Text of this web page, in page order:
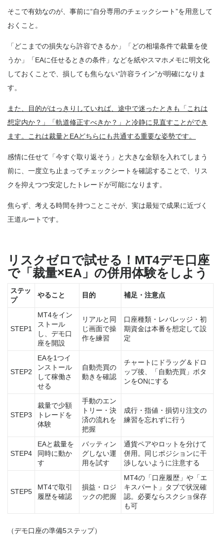
そこで有効なのが、事前に“自分専用のチェックシート”を用意して
おくこと。
「どこまでの損失なら許容できるか」「どの相場条件で裁量を使
うか」「EAに任せるときの条件」などを紙やスマホメモに明文化
しておくことで、損しても焦らない“許容ライン”が明確になりま
す。
また、目的がはっきりしていれば、途中で迷ったときも「これは
想定内か？」「軌道修正すべきか？」と冷静に見直すことができ
ます。これは裁量とEAどちらにも共通する重要な姿勢です。
感情に任せて「今すぐ取り返そう」と大きな金額を入れてしまう
前に、一度立ち止まってチェックシートを確認することで、リス
クを抑えつつ安定したトレードが可能になります。
焦らず、考える時間を持つことこそが、実は最短で成果に近づく
王道ルートです。
リスクゼロで試せる！MT4デモ口座
で「裁量×EA」の併用体験をしよう
ステッ
プ
やること 目的 補足・注意点
STEP1
MT4をイン
ストール
し、デモ口
座を開設
リアルと同
じ画面で操
作を練習
口座種類・レバレッジ・初
期資金は本番を想定して設
定
STEP2
EAを1つイ
ンストール
して稼働さ
せる
自動売買の
動きを確認
チャートにドラッグ＆ドロ
ップ後、「自動売買」ボタ
ンをONにする
STEP3
裁量で少額
トレードを
体験
手動のエン
トリー・決
済の流れを
把握
成行・指値・損切り注文の
練習を忘れずに行う
STEP4
EAと裁量を
同時に動か
す
バッティン
グしない運
用を試す
通貨ペアやロットを分けて
併用。同じポジションに干
渉しないように注意する
STEP5
MT4で取引
履歴を確認
損益・ロジ
ックの把握
MT4の「口座履歴」や「エ
キスパート」タブで状況確
認。必要ならスクショ保存
も可
（デモ口座の準備5ステップ）